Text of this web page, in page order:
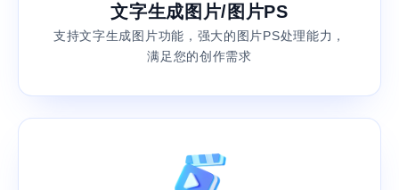
文字生成图片/图片PS
支持文字生成图片功能，强大的图片PS处理能力，
满足您的创作需求